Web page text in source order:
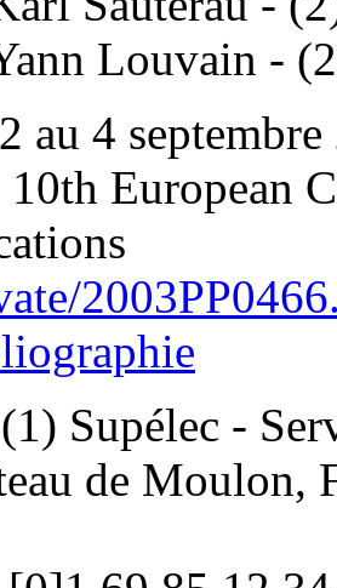
Louvain -
au 4
10th European
(1) Supélec -
de Moulon,